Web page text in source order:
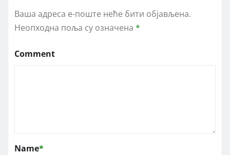
Ваша адреса е-поште неће бити објављена.
Неопходна поља су означена *
Comment
Name*